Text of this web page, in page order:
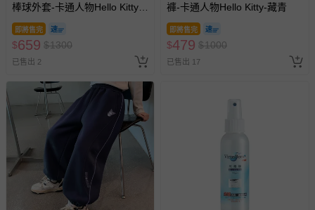
棒球外套-卡通人物Hello Kitty-
粉色
即將售完
$659 $1300
已售出 2
褲-卡通人物Hello Kitty-藏青
即將售完
$479 $1000
已售出 17